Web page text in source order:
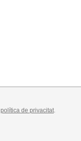
política de privacitat.